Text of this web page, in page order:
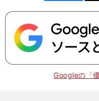
Googleの「